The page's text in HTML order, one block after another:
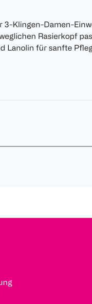
3-Klingen-Damen-
Rasierkopf
Lanolin für sanfte